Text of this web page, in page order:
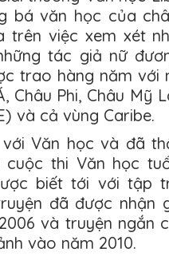
bá văn học của
trên việc xem xét
tác giả nữ
trao hàng năm với
Châu Phi, Châu Mỹ
và cả vùng Caribe.
Văn học và đã
thi Văn học
biết tới với tập
đã được nhận
và truyện ngắn
vào năm 2010.